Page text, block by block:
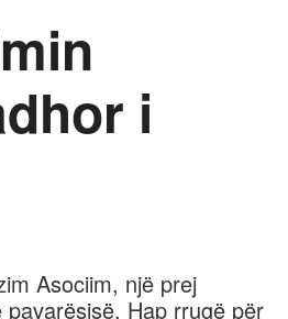
i
Asociim, një prej
Hap rrugë për